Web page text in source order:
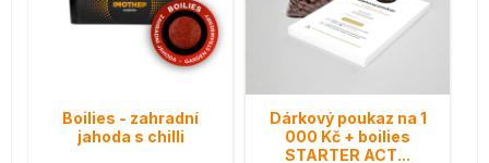
Boilies - zahradní
jahoda s chilli
Dárkový poukaz na 1
000 Kč + boilies
STARTER ACT...